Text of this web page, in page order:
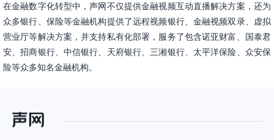
在金融数字化转型中，声网不仅提供金融视频互动直播解决方案，还为
众多银行、保险等金融机构提供了远程视频银行、金融视频双录、虚拟
营业厅等解决方案，并支持私有化部署，服务了包含诺亚财富、国泰君
安、招商银行、中信银行、天府银行、三湘银行、太平洋保险、众安保
险等众多知名金融机构。